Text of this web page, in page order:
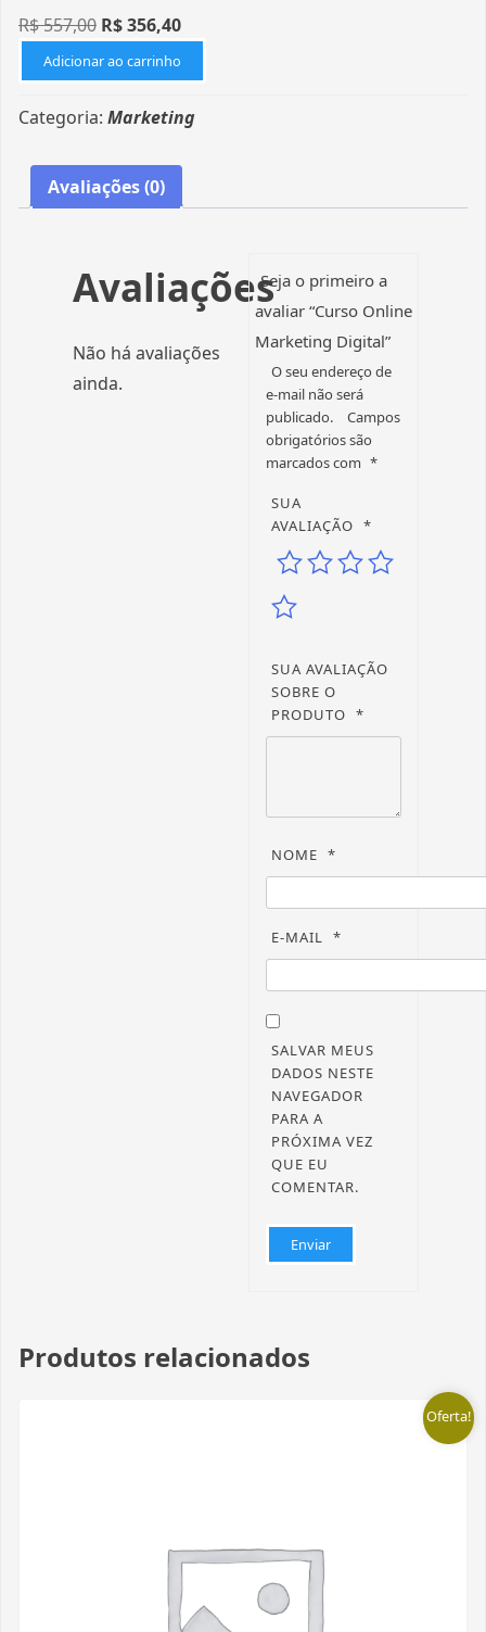
R$557,00 R$356,40
Adicionar ao carrinho
Categoria: Marketing
Avaliações (0)
Avaliações
Não há avaliações
ainda.
Seja o primeiro a
avaliar “Curso Online
Marketing Digital”
O seu endereço de
e-mail não será
publicado.
Campos
obrigatórios são
marcados com *
SUA
AVALIAÇÃO *
SUA AVALIAÇÃO
SOBRE O
PRODUTO *
NOME *
E-MAIL *
SALVAR MEUS
DADOS NESTE
NAVEGADOR
PARA A
PRÓXIMA VEZ
QUE EU
COMENTAR.
Produtos relacionados
Oferta!